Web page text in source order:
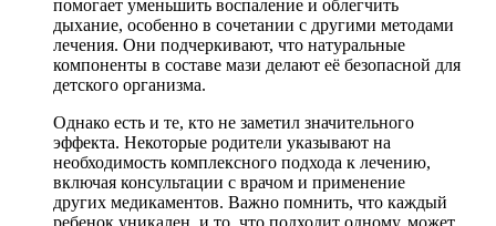
помогает уменьшить воспаление и облегчить
дыхание, особенно в сочетании с другими методами
лечения. Они подчеркивают, что натуральные
компоненты в составе мази делают её безопасной для
детского организма.
Однако есть и те, кто не заметил значительного
эффекта. Некоторые родители указывают на
необходимость комплексного подхода к лечению,
включая консультации с врачом и применение
других медикаментов. Важно помнить, что каждый